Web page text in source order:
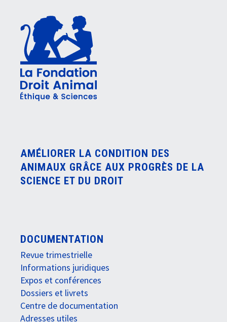
AMÉLIORER LA CONDITION DES
ANIMAUX GRÂCE AUX PROGRÈS DE LA
SCIENCE ET DU DROIT
DOCUMENTATION
Revue trimestrielle
Informations juridiques
Expos et conférences
Dossiers et livrets
Centre de documentation
Adresses utiles